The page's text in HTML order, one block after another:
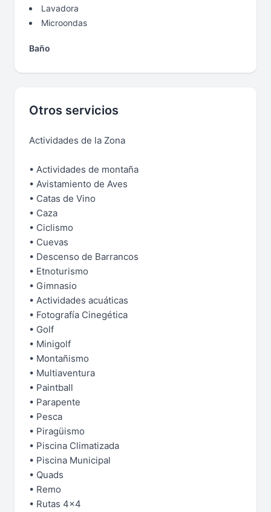
Lavadora
Microondas
Baño
Otros servicios
Actividades de la Zona
• Actividades de montaña
• Avistamiento de Aves
• Catas de Vino
• Caza
• Ciclismo
• Cuevas
• Descenso de Barrancos
• Etnoturismo
• Gimnasio
• Actividades acuáticas
• Fotografía Cinegética
• Golf
• Minigolf
• Montañismo
• Multiaventura
• Paintball
• Parapente
• Pesca
• Piragüismo
• Piscina Climatizada
• Piscina Municipal
• Quads
• Remo
• Rutas 4x4